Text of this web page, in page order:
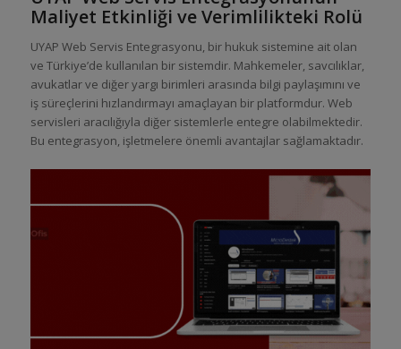
Maliyet Etkinliği ve Verimlilikteki Rolü
UYAP Web Servis Entegrasyonu, bir hukuk sistemine ait olan
ve Türkiye’de kullanılan bir sistemdir. Mahkemeler, savcılıklar,
avukatlar ve diğer yargı birimleri arasında bilgi paylaşımını ve
iş süreçlerini hızlandırmayı amaçlayan bir platformdur. Web
servisleri aracılığıyla diğer sistemlerle entegre olabilmektedir.
Bu entegrasyon, işletmelere önemli avantajlar sağlamaktadır.